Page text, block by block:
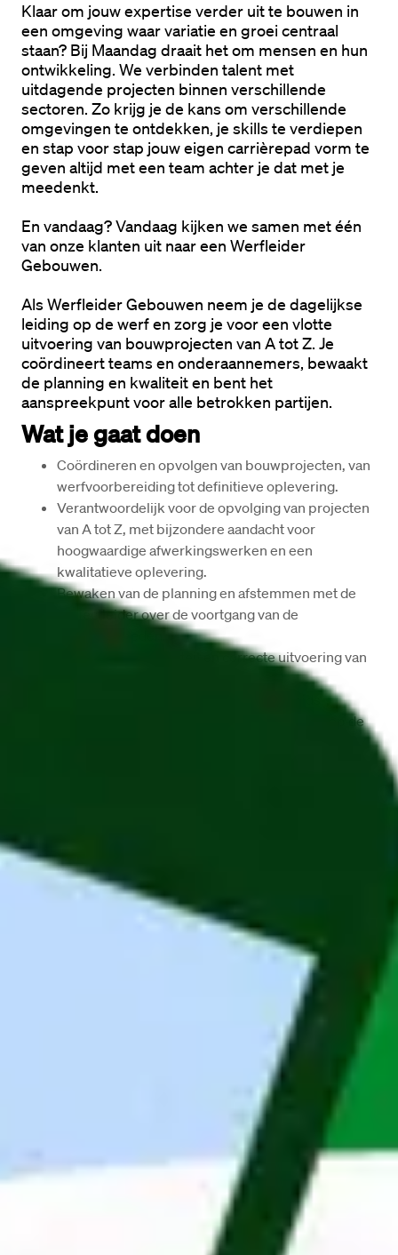
Klaar om jouw expertise verder uit te bouwen in
een omgeving waar variatie en groei centraal
staan? Bij Maandag draait het om mensen en hun
ontwikkeling. We verbinden talent met
uitdagende projecten binnen verschillende
sectoren. Zo krijg je de kans om verschillende
omgevingen te ontdekken, je skills te verdiepen
en stap voor stap jouw eigen carrièrepad vorm te
geven altijd met een team achter je dat met je
meedenkt.
En vandaag? Vandaag kijken we samen met één
van onze klanten uit naar een Werfleider
Gebouwen.
Als Werfleider Gebouwen neem je de dagelijkse
leiding op de werf en zorg je voor een vlotte
uitvoering van bouwprojecten van A tot Z. Je
coördineert teams en onderaannemers, bewaakt
de planning en kwaliteit en bent het
aanspreekpunt voor alle betrokken partijen.
Wat je gaat doen
Coördineren en opvolgen van bouwprojecten, van
werfvoorbereiding tot definitieve oplevering.
Verantwoordelijk voor de opvolging van projecten
van A tot Z, met bijzondere aandacht voor
hoogwaardige afwerkingswerken en een
kwalitatieve oplevering.
Bewaken van de planning en afstemmen met de
projectleider over de voortgang van de
Toezien op de kwaliteit en correcte uitvoering van
Waken over de naleving van de veiligheids-,
gezondheids-, kwaliteits- en milieunormen op de
vertegenwoordigers en andere betrokken partijen.
Deelnemen aan werfvergaderingen en verzorgen
van de nodige rapportering.
In het bezit van een bachelor- of masterdiploma
Minstens 4 tot 7 jaar ervaring binnen de uitvoering
Sterke coördinatie- en organisatievaardigheden,
gecombineerd met vlotte communicatieve skills
en een stressbestendige aanpak;
Gestructureerde en organisatorisch sterke
Uitstekende beheersing van het Nederlands,
zowel mondeling als schriftelijk.
De opdrachtgever